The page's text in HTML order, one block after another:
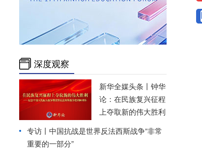
深度观察
新华全媒头条丨 钟华
论：在民族复兴征程
上夺取新的伟大胜利
专访丨中国抗战是世界反法西斯战争“非常
重要的一部分”